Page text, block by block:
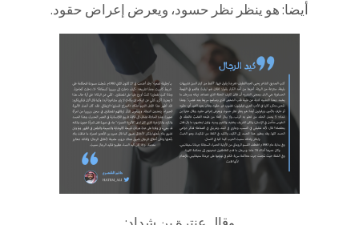
أيضا: هو ينظر نظر حسود، ويعرض إعراض حقود.